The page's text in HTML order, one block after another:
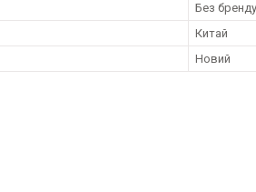
Без бренду
Китай
Новий